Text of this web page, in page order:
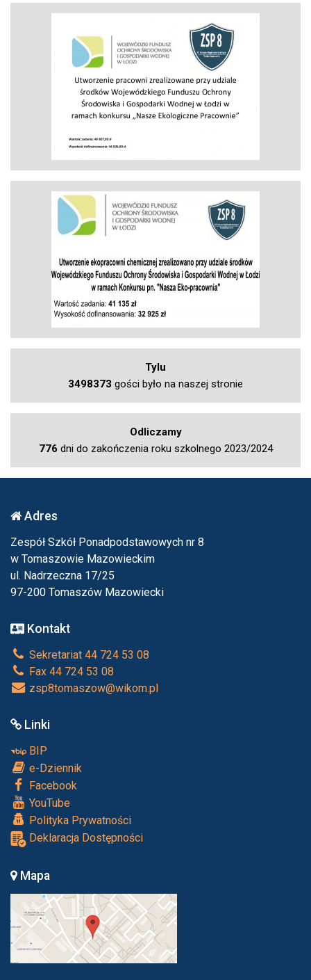
Tylu
3498373 gości było na naszej stronie
Odliczamy
776 dni do zakończenia roku szkolnego 2023/2024
Adres
Zespół Szkół Ponadpodstawowych nr 8
w Tomaszowie Mazowieckim
ul. Nadrzeczna 17/25
97-200 Tomaszów Mazowiecki
Kontakt
Sekretariat 44 724 53 08
Fax 44 724 53 08
zsp8tomaszow@wikom.pl
Linki
BIP
e-Dziennik
Facebook
YouTube
Polityka Prywatności
Deklaracja Dostępności
Mapa